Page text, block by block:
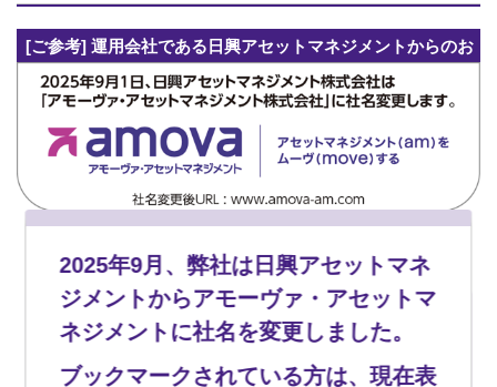
[ご参考] 運用会社である日興アセットマネジメントからのお
知らせ
関連記事
2025年9月、弊社は日興アセットマネ
ジメントからアモーヴァ・アセットマ
ネジメントに社名を変更しました。
ブックマークされている方は、現在表